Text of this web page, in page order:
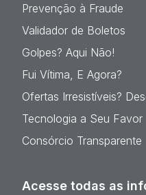
Prevenção à Fraude
Validador de Boletos
Golpes? Aqui Não!
Fui Vítima, E Agora?
Ofertas Irresistíveis?
Tecnologia a Seu Favor
Consórcio Transparente
Acesse todas as